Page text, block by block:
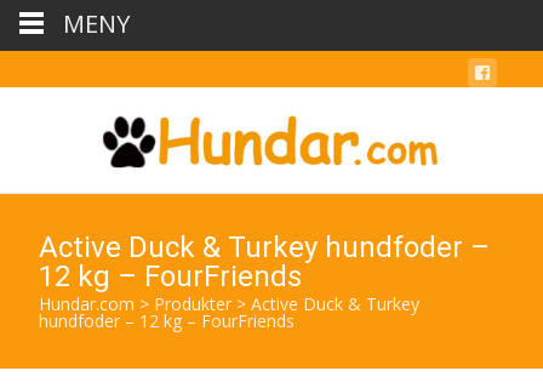
Active Duck & Turkey hundfoder –
12 kg – FourFriends
Hundar.com > Produkter > Active Duck & Turkey
hundfoder – 12 kg – FourFriends
MENY